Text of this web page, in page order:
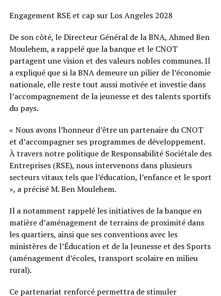
Engagement RSE et cap sur Los Angeles 2028
De son côté, le Directeur Général de la BNA, Ahmed Ben
Moulehem, a rappelé que la banque et le CNOT
partagent une vision et des valeurs nobles communes. Il
a expliqué que si la BNA demeure un pilier de l’économie
nationale, elle reste tout aussi motivée et investie dans
l’accompagnement de la jeunesse et des talents sportifs
du pays.
« Nous avons l’honneur d’être un partenaire du CNOT
et d’accompagner ses programmes de développement.
À travers notre politique de Responsabilité Sociétale des
Entreprises (RSE), nous intervenons dans plusieurs
secteurs vitaux tels que l’éducation, l’enfance et le sport
», a précisé M. Ben Moulehem.
Il a notamment rappelé les initiatives de la banque en
matière d’aménagement de terrains de proximité dans
les quartiers, ainsi que ses conventions avec les
ministères de l’Éducation et de la Jeunesse et des Sports
(aménagement d’écoles, transport scolaire en milieu
rural).
Ce partenariat renforcé permettra de stimuler